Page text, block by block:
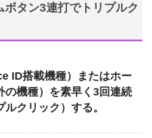
タン3連打でトリプルク
ID搭載機種）またはホー
の機種）を素早く3回連続
クリック）する。